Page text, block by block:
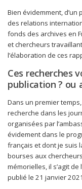
Bien évidemment,
des relations
fonds des archives en
et chercheurs
l’élaboration de ces
Ces recherches
publication ? ou
Dans un premier
recherche dans les
organisées par
évidement dans le
français et dont je suis
bourses aux
mémorielles, il s’agit
publié le 21 janvier